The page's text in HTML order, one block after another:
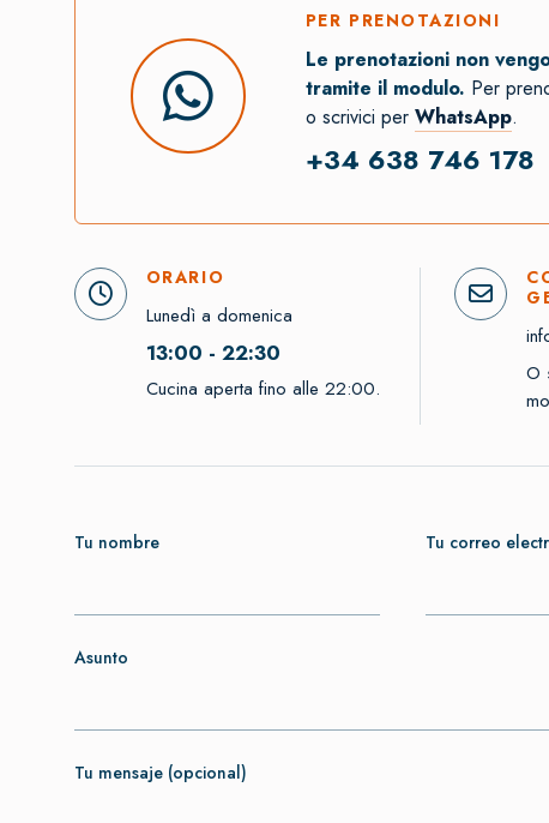
PER PRENOTAZIONI
Le prenotazioni non
tramite il modulo. Per
o scrivici per WhatsApp.
+34 638 746 178
ORARIO
Lunedì a domenica
13:00 - 22:30
Cucina aperta fino alle 22:00.
O
Tu nombre Tu correo
Asunto
Tu mensaje (opcional)